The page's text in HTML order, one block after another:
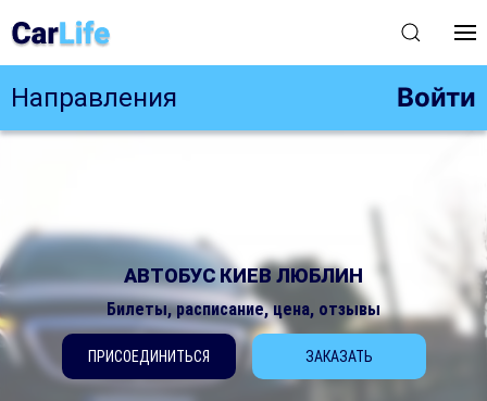
Направления Войти
АВТОБУС КИЕВ ЛЮБЛИН
Билеты, расписание, цена, отзывы
ПРИСОЕДИНИТЬСЯ ЗАКАЗАТЬ